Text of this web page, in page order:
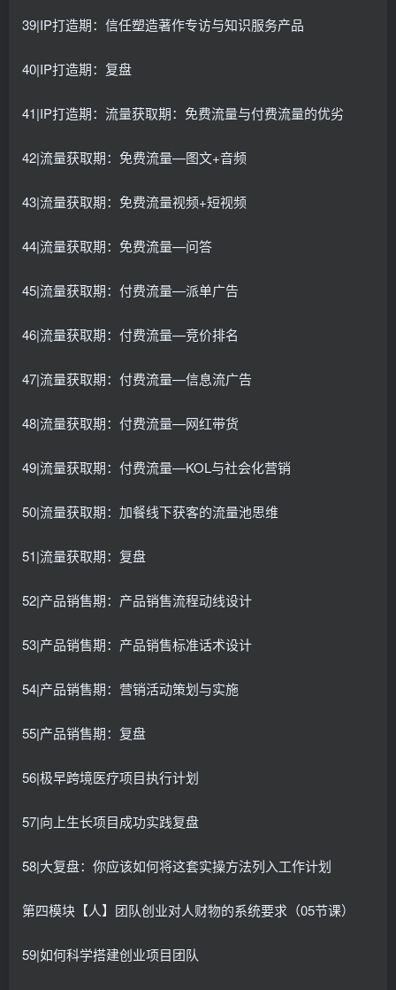
39|IP打造期：信任塑造著作专访与知识服务产品
40|IP打造期：复盘
41|IP打造期：流量获取期：免费流量与付费流量的优劣
42|流量获取期：免费流量—图文+音频
43|流量获取期：免费流量视频+短视频
44|流量获取期：免费流量—问答
45|流量获取期：付费流量—派单广告
46|流量获取期：付费流量—竞价排名
47|流量获取期：付费流量—信息流广告
48|流量获取期：付费流量—网红带货
49|流量获取期：付费流量—KOL与社会化营销
50|流量获取期：加餐线下获客的流量池思维
51|流量获取期：复盘
52|产品销售期：产品销售流程动线设计
53|产品销售期：产品销售标准话术设计
54|产品销售期：营销活动策划与实施
55|产品销售期：复盘
56|极早跨境医疗项目执行计划
57|向上生长项目成功实践复盘
58|大复盘：你应该如何将这套实操方法列入工作计划
第四模块【人】团队创业对人财物的系统要求（05节课）
59|如何科学搭建创业项目团队